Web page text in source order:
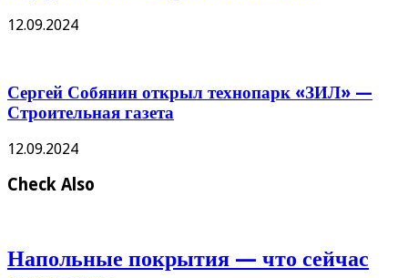
12.09.2024
Сергей Собянин открыл технопарк «ЗИЛ» —
Строительная газета
12.09.2024
Check Also
Напольные покрытия — что сейчас